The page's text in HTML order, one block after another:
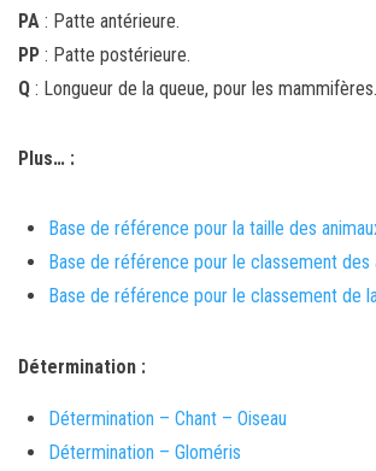
PA : Patte antérieure.
PP : Patte postérieure.
Q : Longueur de la queue, pour les mammifères.
Plus… :
Base de référence pour la taille des
Base de référence pour le classement des
Base de référence pour le classement de
Détermination :
Détermination – Chant – Oiseau
Détermination – Gloméris